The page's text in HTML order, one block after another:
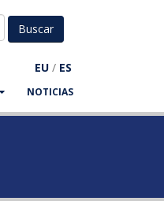
EU / ES
NOTICIAS